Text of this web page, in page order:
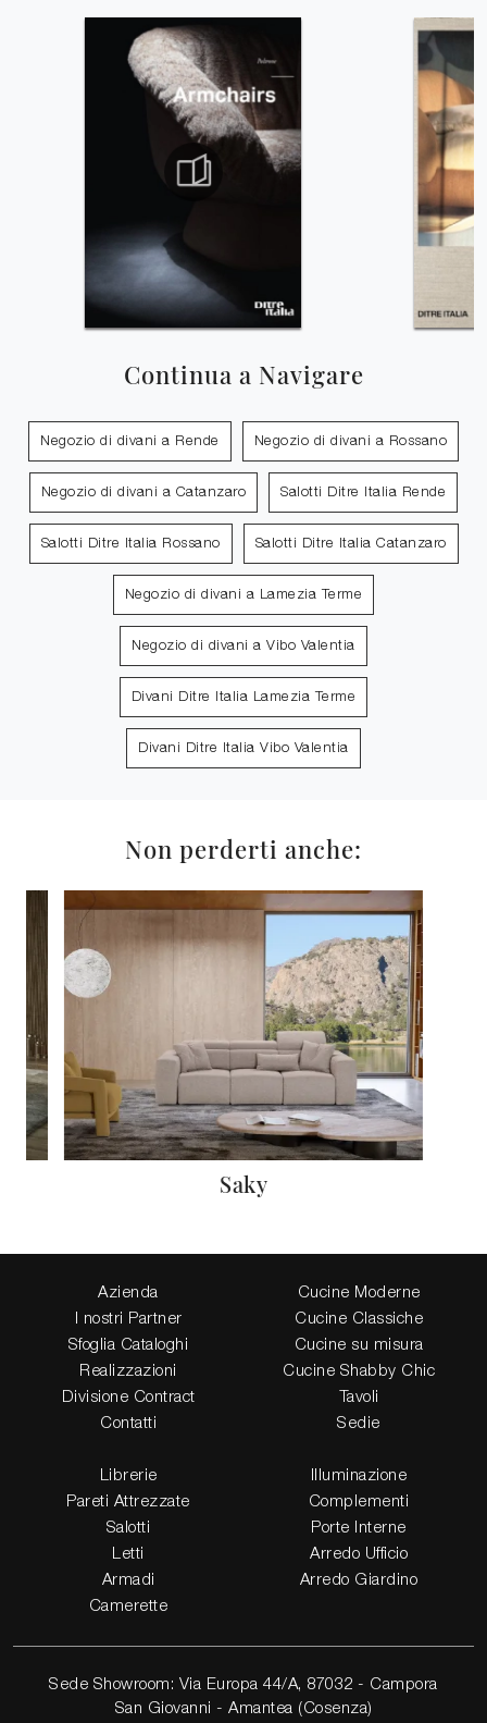
Continua a Navigare
Negozio di divani a Rende Negozio di divani a Rossano
Negozio di divani a Catanzaro Salotti Ditre Italia Rende
Salotti Ditre Italia Rossano Salotti Ditre Italia Catanzaro
Negozio di divani a Lamezia Terme
Negozio di divani a Vibo Valentia
Divani Ditre Italia Lamezia Terme
Divani Ditre Italia Vibo Valentia
Non perderti anche:
Saky
Azienda
I nostri Partner
Sfoglia Cataloghi
Realizzazioni
Divisione Contract
Contatti
Cucine Moderne
Cucine Classiche
Cucine su misura
Cucine Shabby Chic
Tavoli
Sedie
Librerie
Pareti Attrezzate
Salotti
Letti
Armadi
Camerette
Illuminazione
Complementi
Porte Interne
Arredo Ufficio
Arredo Giardino
Sede Showroom: Via Europa 44/A, 87032 - Campora
San Giovanni - Amantea (Cosenza)